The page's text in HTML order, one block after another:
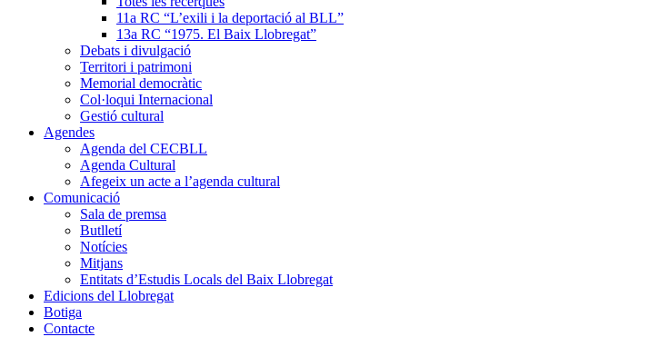
11a RC “L’exili i la deportació al BLL”
13a RC “1975. El Baix Llobregat”
Debats i divulgació
Territori i patrimoni
Memorial democràtic
Col·loqui Internacional
Gestió cultural
Agendes
Agenda del CECBLL
Agenda Cultural
Afegeix un acte a l’agenda cultural
Comunicació
Sala de premsa
Butlletí
Notícies
Mitjans
Entitats d’Estudis Locals del Baix Llobregat
Edicions del Llobregat
Botiga
Contacte